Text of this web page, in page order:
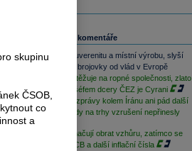
Související komentáře
Chceme suverenitu a místní výrobu, slyší
americké zbrojovky od vlád v Evropě
Trump si stěžuje na ropné společnosti, zlato
dál klesá, šéfem dcery ČEZ je Cyrani
Zmatečné zprávy kolem Íránu ani pád další
britské vlády na trhy vzrušení nepřinesly
Akcie naznačují obrat vzhůru, zatímco se
čeká na ECB a další inflační čísla
skupinu
ČSOB,
co
a